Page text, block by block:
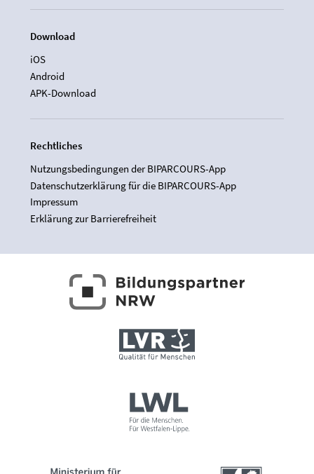
Download
iOS
Android
APK-Download
Rechtliches
Nutzungsbedingungen der BIPARCOURS-App
Datenschutzerklärung für die BIPARCOURS-App
Impressum
Erklärung zur Barrierefreiheit